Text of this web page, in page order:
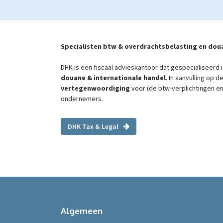
Specialisten btw & overdrachtsbelasting en
DHK is een fiscaal advieskantoor dat gespecialiseerd
douane & internationale handel. In aanvulling op
vertegenwoordiging voor (de btw-verplichtingen
ondernemers.
DHK Tax & Legal
Algemeen